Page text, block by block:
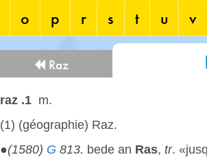
o
p r s t u v
Raz
raz .1 m.
(1) (géographie) Raz.
●(1580) G 813. bede an Ras, tr.